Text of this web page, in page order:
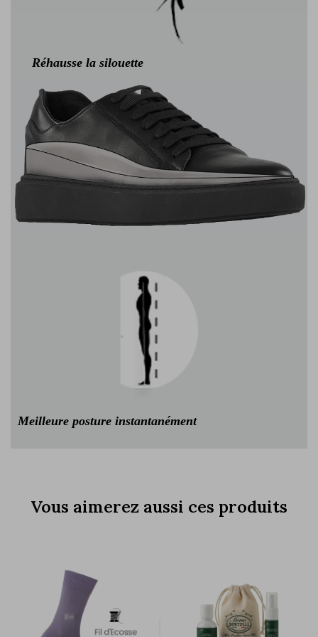
Réhausse la silouette
Meilleure posture instantanément
Vous aimerez aussi ces produits